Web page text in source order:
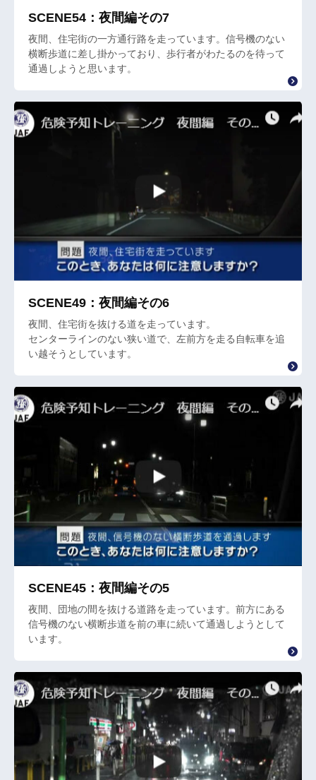
SCENE54：夜間編その7
夜間、住宅街の一方通行路を走っています。信号機のない
横断歩道に差し掛かっており、歩行者がわたるのを待って
通過しようと思います。
SCENE49：夜間編その6
夜間、住宅街を抜ける道を走っています。
センターラインのない狭い道で、左前方を走る自転車を追
い越そうとしています。
SCENE45：夜間編その5
夜間、団地の間を抜ける道路を走っています。前方にある
信号機のない横断歩道を前の車に続いて通過しようとして
います。